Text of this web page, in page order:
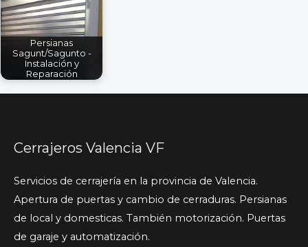
Persianas
Sagunt/Sagunto -
Instalación y
Reparación
Cerrajeros Valencia VF
Servicios de cerrajería en la provincia de Valencia.
Apertura de puertas y cambio de cerraduras. Persianas
de local y domesticas. También motorización. Puertas
de garaje y automatización.